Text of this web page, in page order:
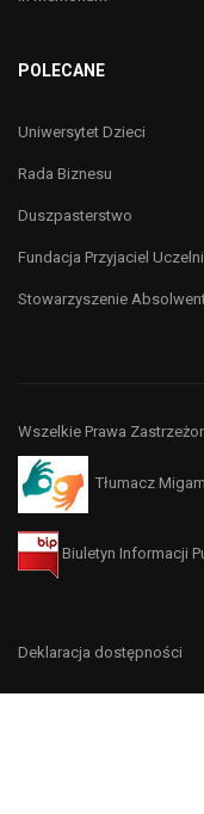
POLECANE
Uniwersytet Dzieci
Rada Biznesu
Duszpasterstwo
Fundacja Przyjaciel Uczelni
Stowarzyszenie
Wszelkie Prawa
Tłumacz Migam
Biuletyn Informacji
Deklaracja dostępności